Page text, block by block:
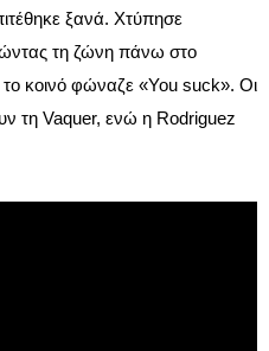
ξανά. Χτύπησε
τη ζώνη πάνω στο
κοινό φώναζε «You suck». Οι
τη Vaquer, ενώ η Rodriguez